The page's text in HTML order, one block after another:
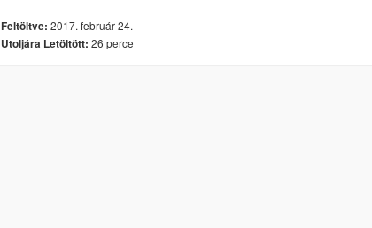
Feltöltve: 2017. február 24.
Utoljára Letöltött: 26 perce